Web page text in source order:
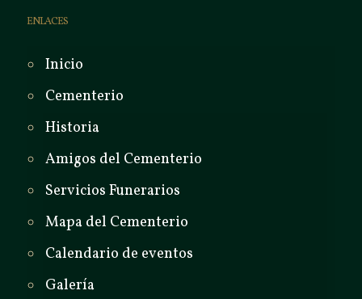
ENLACES
Inicio
Cementerio
Historia
Amigos del Cementerio
Servicios Funerarios
Mapa del Cementerio
Calendario de eventos
Galería